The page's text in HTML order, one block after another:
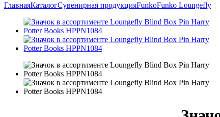
ГлавнаяКаталогСувенирная продукцияFunkoFunko Loungefly